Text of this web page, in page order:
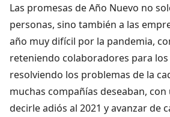
Las promesas de Año Nuevo no
personas, sino también a las
año muy difícil por la pandemia,
reteniendo colaboradores para
resolviendo los problemas de la
muchas compañías deseaban,
decirle adiós al 2021 y avanzar de